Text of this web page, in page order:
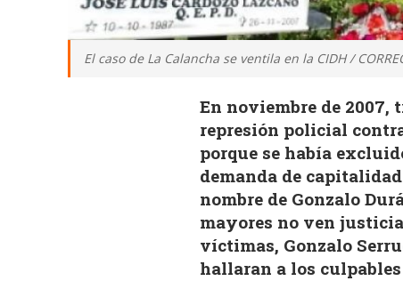
El caso de La Calancha se ventila en la CIDH /
En noviembre de 2007,
represión policial
porque se había
demanda de
nombre de Gonzalo
mayores no ven
víctimas, Gonzalo
hallaran a los